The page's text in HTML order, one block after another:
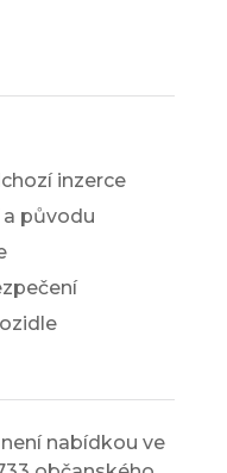
inzerce
původu
nabídkou ve